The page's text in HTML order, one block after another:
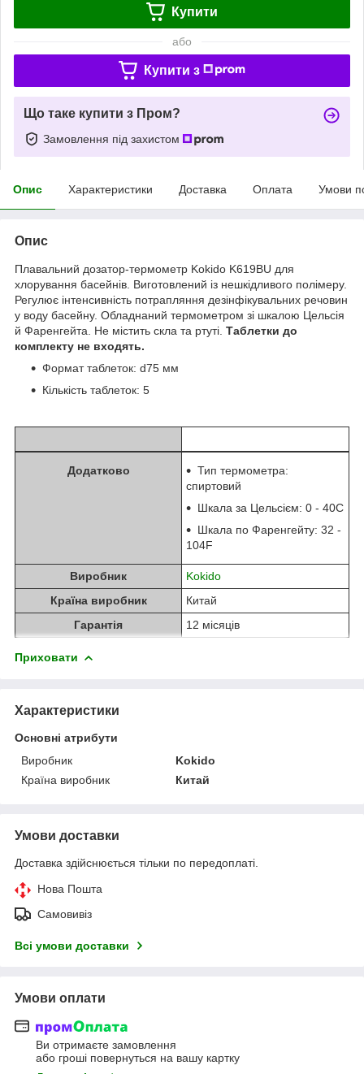
Купити
або
Купити з
Що таке купити з Пром?
Замовлення під захистом
Опис Характеристики Доставка Оплата Умови
Опис
Плавальний дозатор-термометр Kokido K619BU для
хлорування басейнів. Виготовлений із нешкідливого полімеру.
Регулює інтенсивність потрапляння дезінфікувальних речовин
у воду басейну. Обладнаний термометром зі шкалою Цельсія
й Фаренгейта. Не містить скла та ртуті. Таблетки до
комплекту не входять.
Формат таблеток: d75 мм
Кількість таблеток: 5
Додатково
Тип термометра:
спиртовий
Шкала за Цельсієм: 0 - 40С
Шкала по Фаренгейту: 32 -
104F
Виробник
Kokido
Країна виробник
Китай
Гарантія
12 місяців
Приховати
Характеристики
Основні атрибути
Виробник
Kokido
Країна виробник
Китай
Умови доставки
Доставка здійснюється тільки по передоплаті.
Нова Пошта
Самовивіз
Всі умови доставки
Умови оплати
Ви отримаєте замовлення
або гроші повернуться на вашу картку